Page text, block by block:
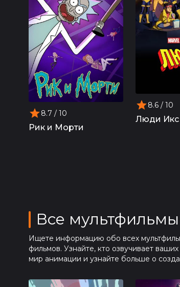
8.7 / 10
Рик и Морти
8.6 / 10
Люди Икс
Все мультфильмы
Ищете информацию обо всех
фильмов. Узнайте, кто озвучивает
мир анимации и узнайте больше о